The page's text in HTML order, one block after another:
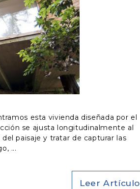
esta vivienda diseñada por el
se ajusta longitudinalmente al
paisaje y tratar de capturar las
Leer Artículo